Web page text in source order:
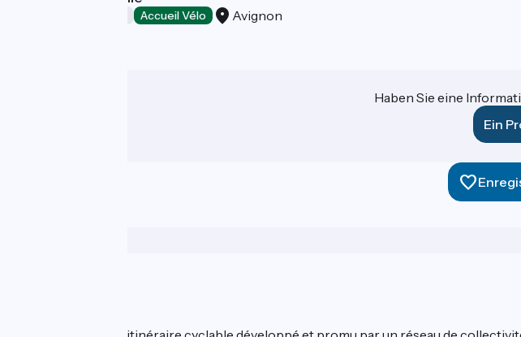
Accueil Vélo Avignon
Haben Sie eine
Ein